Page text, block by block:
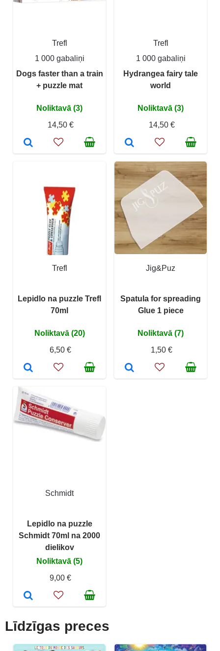
Trefl
1 000 gabaliņi
Dogs faster than a train
+ puzzle mat
Noliktavā (3)
14,50 €
Trefl
1 000 gabaliņi
Hydrangea fairy tale
world
Noliktavā (3)
14,50 €
Trefl
Lepidlo na puzzle Trefl
70ml
Noliktavā (20)
6,50 €
Jig&Puz
Spatula for spreading
Glue 1 piece
Noliktavā (7)
1,50 €
Schmidt
Lepidlo na puzzle
Schmidt 70ml na 2000
dielikov
Noliktavā (5)
9,00 €
Līdzīgas preces